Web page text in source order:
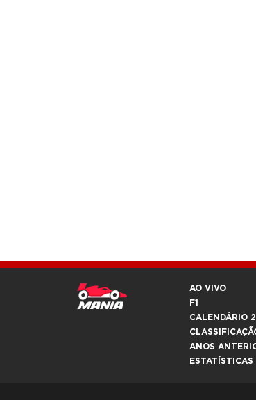
AO VIVO
F1
CALENDÁRIO
ANOS
ESTATÍSTICAS